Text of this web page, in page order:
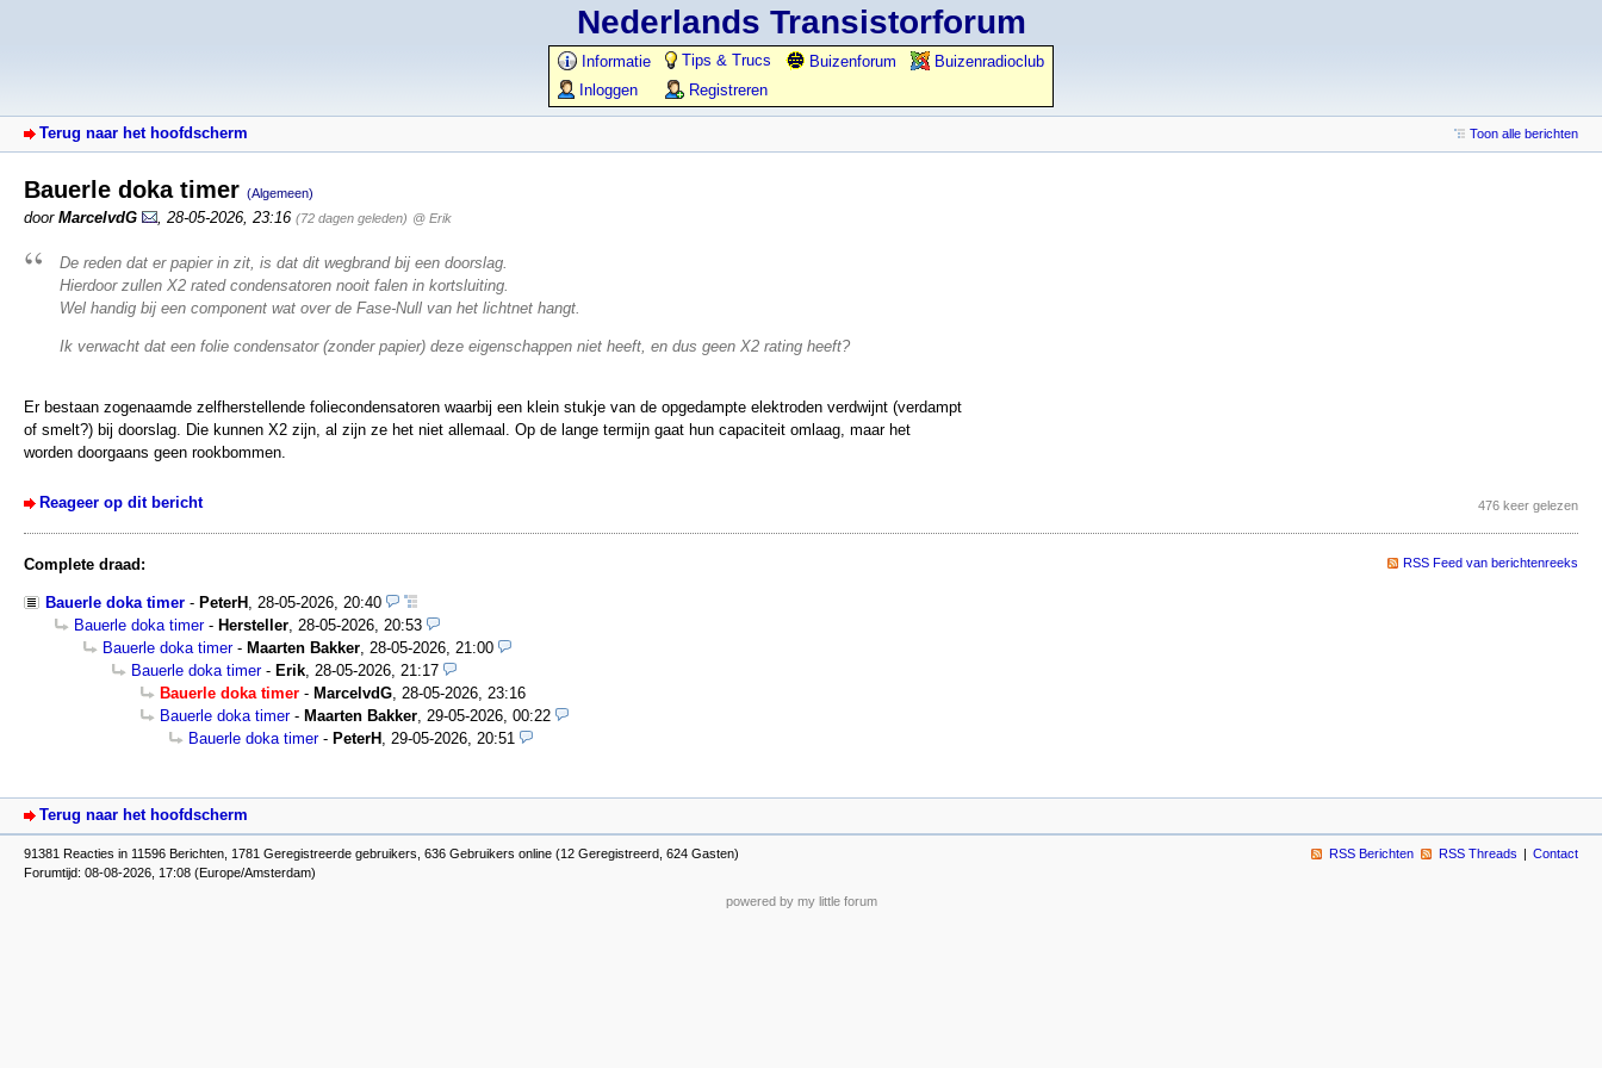
Nederlands Transistorforum
Informatie Tips & Trucs Buizenforum
Buizenradioclub
Inloggen
Registreren
Terug naar het hoofdscherm Toon alle berichten
Bauerle doka timer (Algemeen)
door MarcelvdG 28-05-2026, 23:16 (72 dagen geleden) @ Erik
De reden dat er papier in zit, is dat dit wegbrand bij een doorslag.
Hierdoor zullen X2 rated condensatoren nooit falen in kortsluiting.
Wel handig bij een component wat over de Fase-Null van het lichtnet hangt.
Ik verwacht dat een folie condensator (zonder papier) deze eigenschappen niet heeft, en dus geen X2 rating heeft?
Er bestaan zogenaamde zelfherstellende foliecondensatoren waarbij een klein stukje van de opgedampte elektroden verdwijnt (verdampt
of smelt?) bij doorslag. Die kunnen X2 zijn, al zijn ze het niet allemaal. Op de lange termijn gaat hun capaciteit omlaag, maar het
worden doorgaans geen rookbommen.
Reageer op dit bericht 476 keer gelezen
Complete draad: RSS Feed van berichtenreeks
Bauerle doka timer - PeterH , 28-05-2026, 20:40
Bauerle doka timer- Hersteller, 28-05-2026, 20:53
Bauerle doka timer- Maarten Bakker, 28-05-2026, 21:00
Bauerle doka timer- Erik, 28-05-2026, 21:17
Bauerle doka timer - MarcelvdG, 28-05-2026, 23:16
Bauerle doka timer- Maarten Bakker, 29-05-2026, 00:22
Bauerle doka timer- PeterH , 29-05-2026, 20:51
Terug naar het hoofdscherm
91381 Reacties in 11596 Berichten, 1781 Geregistreerde gebruikers, 636 Gebruikers online (12 Geregistreerd, 624 Gasten)
Forumtijd: 08-08-2026, 17:08 (Europe/Amsterdam)
RSS Berichten RSS Threads Contact
powered by my little forum